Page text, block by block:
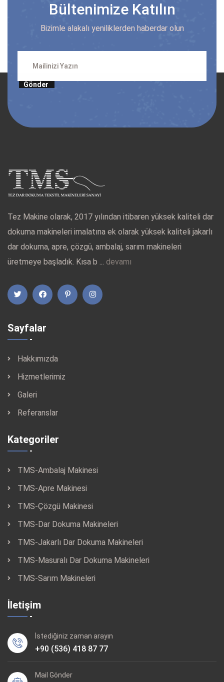
Bültenimize Katılın
Bizimle alakalı yeniliklerden haberdar olun
Gönder
Tez Makine olarak, 2017 yılından itibaren yüksek kaliteli dar
dokuma makineleri imalatına ek olarak yüksek kaliteli jakarlı
dar dokuma, apre, çözgü, ambalaj, sarım makineleri
üretmeye başladık. Kısa b ... devamı
Sayfalar
Hakkımızda
Hizmetlerimiz
Galeri
Referanslar
Kategoriler
TMS-Ambalaj Makinesi
TMS-Apre Makinesi
TMS-Çözgü Makinesi
TMS-Dar Dokuma Makineleri
TMS-Jakarlı Dar Dokuma Makineleri
TMS-Masuralı Dar Dokuma Makineleri
TMS-Sarım Makineleri
İletişim
İstediğiniz zaman arayın
+90 (536) 418 87 77
Mail Gönder